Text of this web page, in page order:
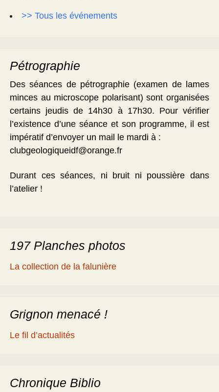
>> Tous les événements
Pétrographie
Des séances de pétrographie (examen de lames
minces au microscope polarisant) sont organisées
certains jeudis de 14h30 à 17h30. Pour vérifier
l’existence d’une séance et son programme, il est
impératif d’envoyer un mail le mardi à :
clubgeologiqueidf@orange.fr
Durant ces séances, ni bruit ni poussière dans
l’atelier !
197 Planches photos
La collection de la falunière
Grignon menacé !
Le fil d’actualités
Chronique Biblio